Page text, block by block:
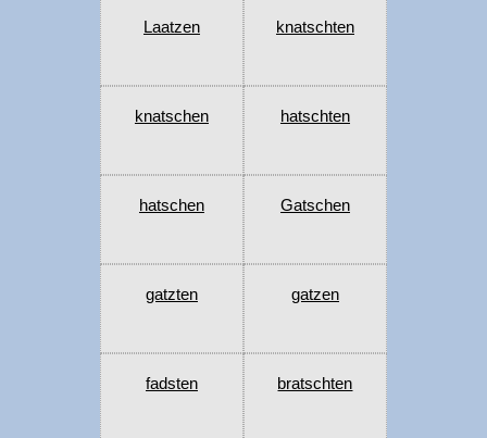
Laatzen knatschten
knatschen hatschten
hatschen Gatschen
gatzten gatzen
fadsten bratschten